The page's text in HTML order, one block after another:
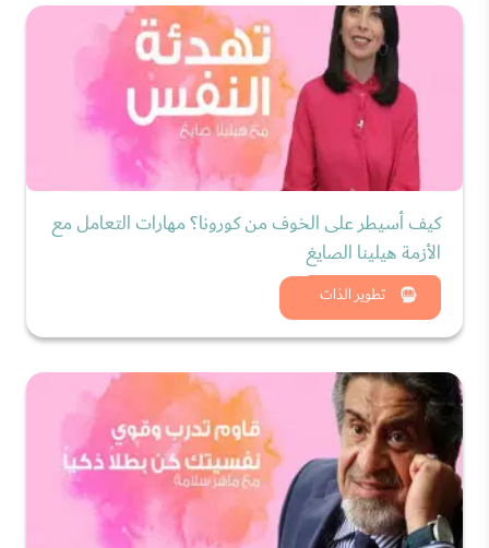
تطوير الذات
كيف أسيطر على الخوف من كورونا؟ مهارات التعامل مع
الأزمة هيلينا الصايغ
شاهد الان